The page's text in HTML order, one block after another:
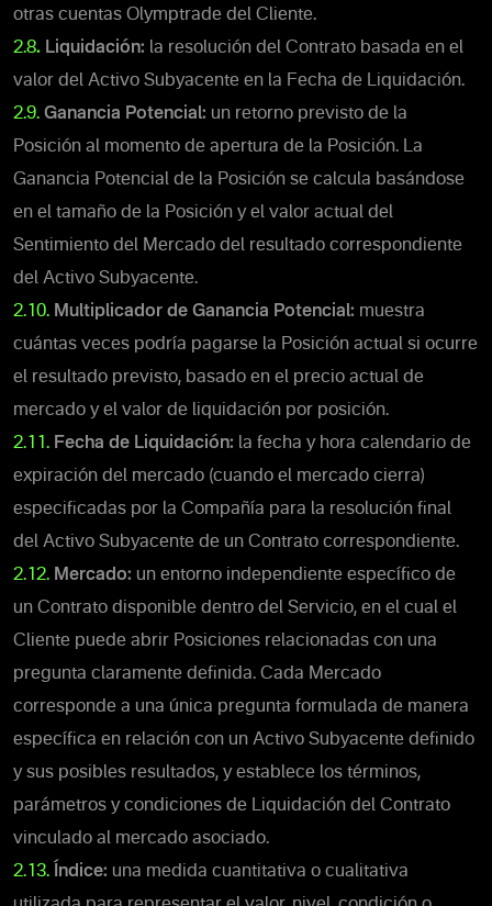
otras cuentas Olymptrade del Cliente.
2.8. Liquidación: la resolución del Contrato basada en el
valor del Activo Subyacente en la Fecha de Liquidación.
2.9. Ganancia Potencial: un retorno previsto de la
Posición al momento de apertura de la Posición. La
Ganancia Potencial de la Posición se calcula basándose
en el tamaño de la Posición y el valor actual del
Sentimiento del Mercado del resultado correspondiente
del Activo Subyacente.
2.10. Multiplicador de Ganancia Potencial: muestra
cuántas veces podría pagarse la Posición actual si ocurre
el resultado previsto, basado en el precio actual de
mercado y el valor de liquidación por posición.
2.11. Fecha de Liquidación: la fecha y hora calendario de
expiración del mercado (cuando el mercado cierra)
especificadas por la Compañía para la resolución final
del Activo Subyacente de un Contrato correspondiente.
2.12. Mercado: un entorno independiente específico de
un Contrato disponible dentro del Servicio, en el cual el
Cliente puede abrir Posiciones relacionadas con una
pregunta claramente definida. Cada Mercado
corresponde a una única pregunta formulada de manera
específica en relación con un Activo Subyacente definido
y sus posibles resultados, y establece los términos,
parámetros y condiciones de Liquidación del Contrato
vinculado al mercado asociado.
2.13. Índice: una medida cuantitativa o cualitativa